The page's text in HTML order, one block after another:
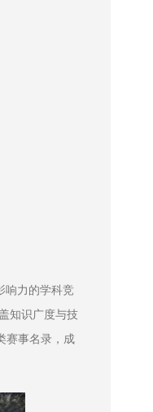
响力的学科竞
知识广度与技
赛事名录，成